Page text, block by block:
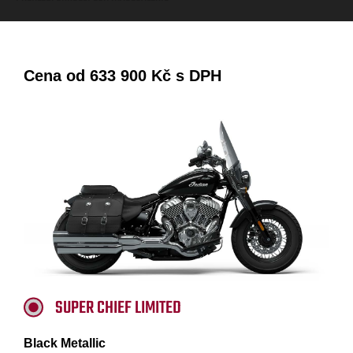
Cena od 633 900 Kč s DPH
SUPER CHIEF LIMITED
Black Metallic